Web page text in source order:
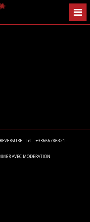
- Tél. : +33666786321 -
AVEC MODERATION